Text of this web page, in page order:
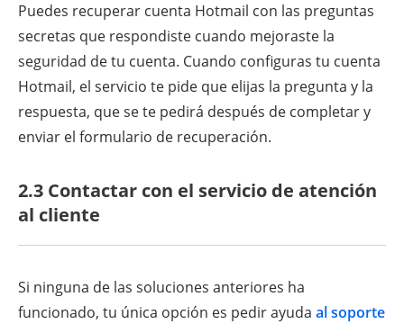
Puedes recuperar cuenta Hotmail con las preguntas
secretas que respondiste cuando mejoraste la
seguridad de tu cuenta. Cuando configuras tu cuenta
Hotmail, el servicio te pide que elijas la pregunta y la
respuesta, que se te pedirá después de completar y
enviar el formulario de recuperación.
2.3 Contactar con el servicio de atención
al cliente
Si ninguna de las soluciones anteriores ha
funcionado, tu única opción es pedir ayuda al soporte